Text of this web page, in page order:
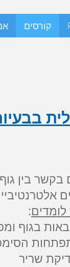
קורסים
בין
:
בגוף
שריר